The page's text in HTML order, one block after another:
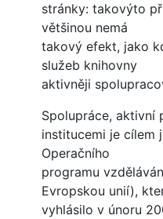
stránky: takovýto
většinou nemá
takový efekt, jako
služeb knihovny
aktivněji
Spolupráce, aktivní
institucemi je cílem
Operačního
programu
Evropskou unií),
vyhlásilo v únoru